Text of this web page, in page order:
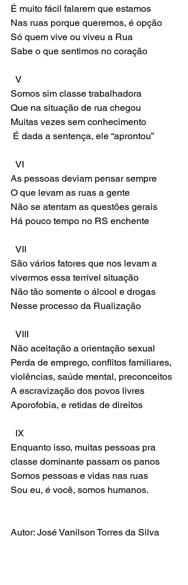
É muito fácil falarem que estamos
Nas ruas porque queremos, é opção
Só quem vive ou viveu a Rua
Sabe o que sentimos no coração
  V
Somos sim classe trabalhadora
Que na situação de rua chegou
Muitas vezes sem conhecimento
É dada a sentença, ele “aprontou”
  VI
As pessoas deviam pensar sempre
O que levam as ruas a gente
Não se atentam as questões gerais
Há pouco tempo no RS enchente
  VII
São vários fatores que nos levam a
vivermos essa terrível situação
Não tão somente o álcool e drogas
Nesse processo da Rualização
  VIII
Não aceitação a orientação sexual
Perda de emprego, conflitos familiares,
violências, saúde mental, preconceitos
A escravização dos povos livres
Aporofobia, e retidas de direitos
  IX
Enquanto isso, muitas pessoas pra
classe dominante passam os panos
Somos pessoas e vidas nas ruas
Sou eu, é você, somos humanos.
Autor: José Vanilson Torres da Silva